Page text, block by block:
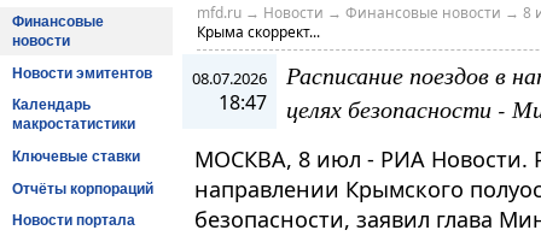
Финансовые
новости
Новости эмитентов
Календарь
макростатистики
Ключевые ставки
Отчёты корпораций
Новости портала
mfd.ru→ Новости → Финансовые новости → 8
Крыма скоррект...
08.07.2026
18:47
Расписание поездов в
целях безопасности -
МОСКВА, 8 июл - РИА Новости.
направлении Крымского
безопасности, заявил глава